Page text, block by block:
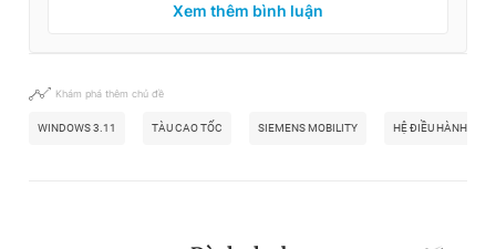
Xem thêm bình luận
Khám phá thêm chủ đề
WINDOWS 3.11 TÀU CAO TỐC SIEMENS MOBILITY HỆ ĐIỀU HÀNH